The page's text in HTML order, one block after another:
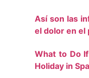
Así son las
el dolor en el
What to Do
Holiday in